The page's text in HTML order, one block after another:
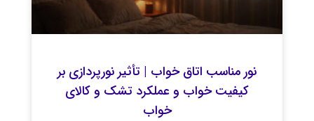
نور مناسب اتاق خواب | تأثیر نورپردازی بر
کیفیت خواب و عملکرد تشک و کالای
خواب